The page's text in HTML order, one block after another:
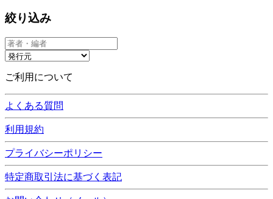
絞り込み
ご利用について
よくある質問
利用規約
プライバシーポリシー
特定商取引法に基づく表記